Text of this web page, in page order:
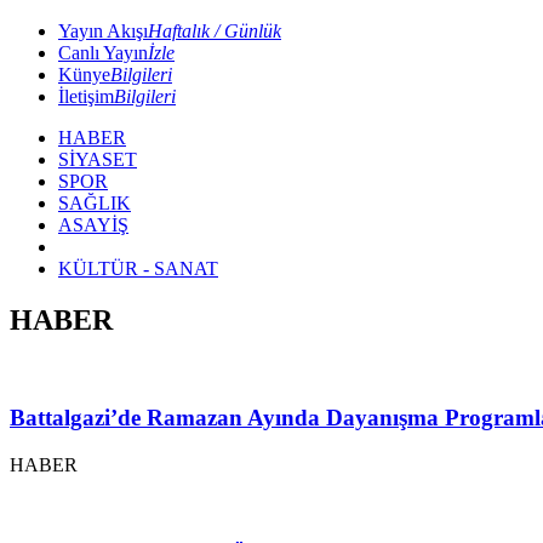
Yayın AkışıHaftalık / Günlük
Canlı Yayınİzle
KünyeBilgileri
İletişimBilgileri
HABER
SİYASET
SPOR
SAĞLIK
ASAYİŞ
KÜLTÜR - SANAT
HABER
Battalgazi’de Ramazan Ayında Dayanışma
HABER